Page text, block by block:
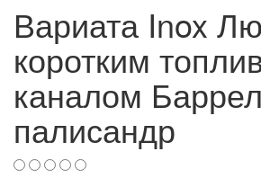
Вариата Inox
коротким
каналом
палисандр